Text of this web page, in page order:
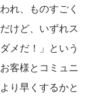
れ、ものすごく
けど、いずれス
メだ！」という
客様とコミュニ
り早くするかと